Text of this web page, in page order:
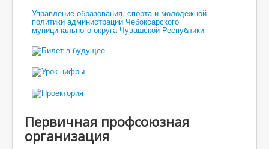
Управление образования, спорта и молодежной
политики администрации Чебоксарского
муниципального округа Чувашской Республики
Первичная профсоюзная
организация